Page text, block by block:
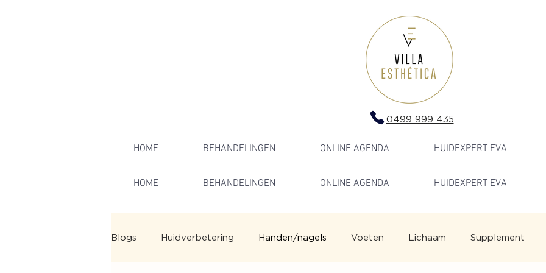
HOME BEHANDELINGEN ONLINE AGENDA HUIDEXPERT EVA
0499 999 435
HOME BEHANDELINGEN ONLINE AGENDA HUIDEXPERT EVA
Blogs Huidverbetering Handen/nagels Voeten Lichaam Supplement